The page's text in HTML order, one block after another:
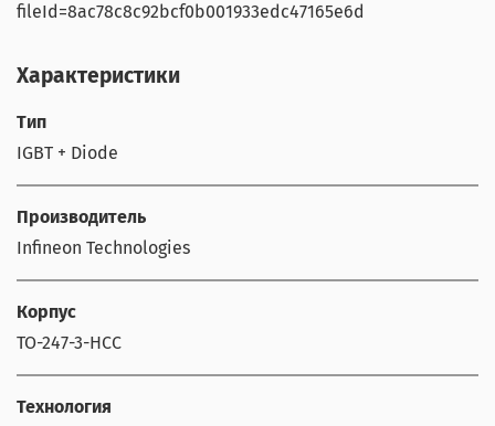
fileId=8ac78c8c92bcf0b001933edc47165e6d
Характеристики
Тип
IGBT + Diode
Производитель
Infineon Technologies
Корпус
TO-247-3-HCC
Технология